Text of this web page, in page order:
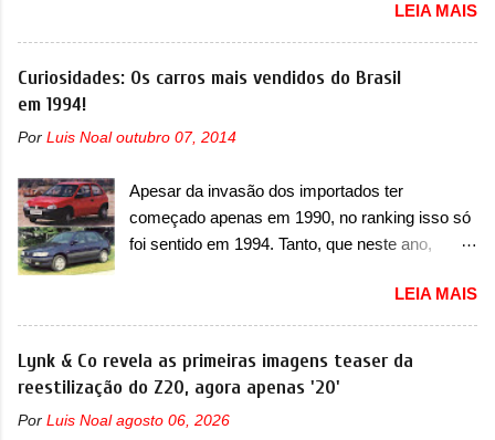
verificação e, se necessário, a substituição do
motor do ventilador HVAC (aquecimento,
ventilação e ar-condicionado). A marca também
uma sobrecarga do microprocessador do
poderá causar a perda de força motriz,
requerendo a atualização do software do
modulo de...
oficialmente a nova Strada, que aparece com
mudanças visuais e com uma nova opção de
motor. Depois da picape compacta receber o
motor 1.0 12v Turbo Flex, conhecido como
Strada soube ser mutável com avanços
importantes que a concorrência nunca
conseguiu acompanhar e agora ela abre uma
T200, que estreou nos irmãos Pulse e
Fastback. "A Fiat Strada é mais do que uma
picape, é uma verdadeira revolução no
mercado automotivo. Há alguns anos era
improvável pensar que uma picape chagaria ao
LEIA MAIS
Curiosidades: Os carros mais vendidos do Brasil
em 1994!
Por Luis Noal outubro 07, 2014
Apesar da invasão dos importados ter
começado apenas em 1990, no ranking isso só
foi sentido em 1994. Tanto, que neste ano,
começar pelo Chevrolet Corsa, o mais
destacado deles no ranking que perdurou no
nosso mercado até início de 2012 e com
certeza foi um grandioso lançamento da
Chevrolet que assustou a concorrência. Nesse
ano também era lançada a nova geração do
LEIA MAIS
Lynk & Co revela as primeiras imagens teaser da
reestilização do Z20, agora apenas '20'
Por Luis Noal agosto 06, 2026